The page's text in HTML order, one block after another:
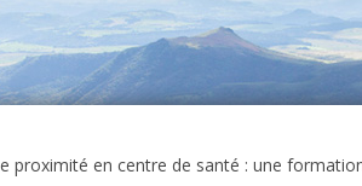
proximité en centre de santé : une